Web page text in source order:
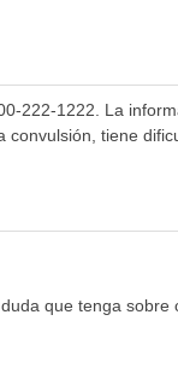
222-1222. La
tiene
que tenga sobre